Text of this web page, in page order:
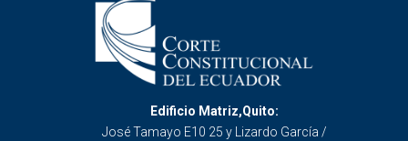
Edificio Matriz,Quito:
José Tamayo E10 25 y Lizardo García /